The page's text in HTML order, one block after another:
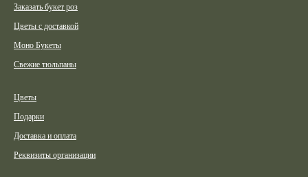
Заказать букет роз
Цветы с доставкой
Моно Букеты
Свежие тюльпаны
Цветы
Подарки
Доставка и оплата
Реквизиты организации